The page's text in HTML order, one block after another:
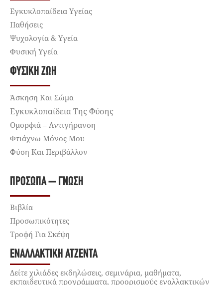
Εγκυκλοπαίδεια Υγείας
Παθήσεις
Ψυχολογία & Υγεία
Φυσική Υγεία
ΦΥΣΙΚΉ ΖΩΉ
Άσκηση Και Σώμα
Εγκυκλοπαίδεια Της Φύσης
Ομορφιά – Αντιγήρανση
Φτιάχνω Μόνος Μου
Φύση Και Περιβάλλον
ΠΡΌΣΩΠΑ – ΓΝΏΣΗ
Βιβλία
Προσωπικότητες
Τροφή Για Σκέψη
ΕΝΑΛΛΑΚΤΙΚΉ ΑΤΖΈΝΤΑ
Δείτε χιλιάδες εκδηλώσεις, σεμινάρια, μαθήματα,
εκπαιδευτικά προγράμματα, προορισμούς εναλλακτικών